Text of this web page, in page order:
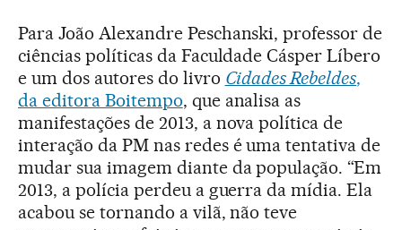
Para João Alexandre Peschanski, professor de
ciências políticas da Faculdade Cásper Líbero
e um dos autores do livro Cidades Rebeldes,
da editora Boitempo, que analisa as
manifestações de 2013, a nova política de
interação da PM nas redes é uma tentativa de
mudar sua imagem diante da população. “Em
2013, a polícia perdeu a guerra da mídia. Ela
acabou se tornando a vilã, não teve